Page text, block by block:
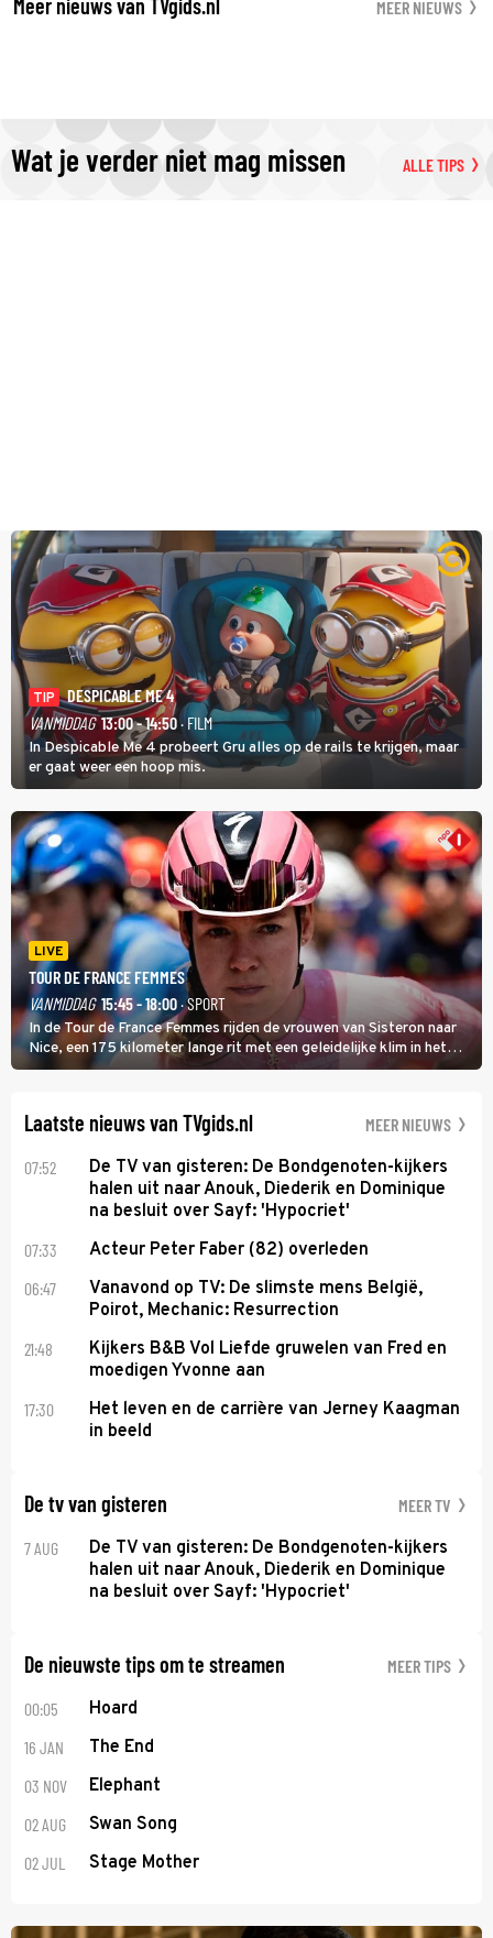
MEER NIEUWS
Wat je verder niet mag missen ALLE TIPS
TIP
DESPICABLE ME 4
VANMIDDAG 13:00 - 14:50· FILM
In Despicable Me 4 probeert Gru alles op de rails te krijgen, maar
er gaat weer een hoop mis.
LIVE
TOUR DE FRANCE FEMMES
VANMIDDAG 15:45 - 18:00· SPORT
In de Tour de France Femmes rijden de vrouwen van Sisteron naar
Nice, een 175 kilometer lange rit met een geleidelijke klim in het
midden. Dat is mogelijk niet de zwaarste hindernis, dat is de
Laatste nieuws van TVgids.nl MEER NIEUWS
07:52
De TV van gisteren: De Bondgenoten-kijkers
halen uit naar Anouk, Diederik en Dominique
na besluit over Sayf: 'Hypocriet'
07:33 Acteur Peter Faber (82) overleden
06:47
Vanavond op TV: De slimste mens België,
Poirot, Mechanic: Resurrection
21:48
Kijkers B&B Vol Liefde gruwelen van Fred en
moedigen Yvonne aan
17:30
Het leven en de carrière van Jerney Kaagman
in beeld
De tv van gisteren MEER TV
7 AUG
De TV van gisteren: De Bondgenoten-kijkers
halen uit naar Anouk, Diederik en Dominique
na besluit over Sayf: 'Hypocriet'
De nieuwste tips om te streamen MEER TIPS
00:05 Hoard
16 JAN The End
03 NOV Elephant
02 AUG Swan Song
02 JUL Stage Mother